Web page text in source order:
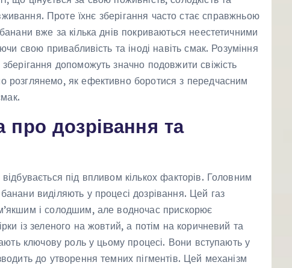
Проте їхнє зберігання часто стає справжньою
вже за кілька днів покриваються неестетичними
свою привабливість та іноді навіть смак. Розуміння
допоможуть значно подовжити свіжість
як ефективно боротися з передчасним
дозрівання та
під впливом кількох факторів. Головним
виділяють у процесі дозрівання. Цей газ
і солодшим, але водночас прискорює
із зеленого на жовтий, а потім на коричневий та
ключову роль у цьому процесі. Вони вступають у
до утворення темних пігментів. Цей механізм